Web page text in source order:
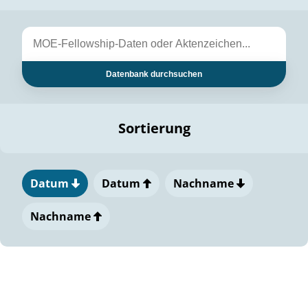
Datenbank durchsuchen
Sortierung
Datum Datum Nachname
Nachname